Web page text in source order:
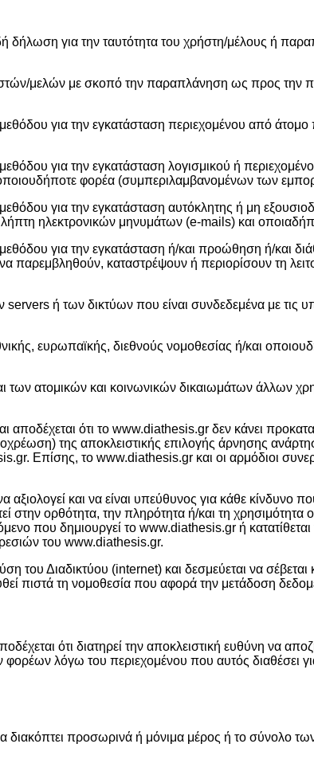
για την ταυτότητα του χρήστη/μέλους ή
μελών με σκοπό την παραπλάνηση ως προς την
για την εγκατάσταση περιεχομένου από άτομο
για την εγκατάσταση λογισμικού ή
φορέα (συμπεριλαμβανομένων των
για την εγκατάσταση αυτόκλητης ή μη
ηλεκτρονικών μηνυμάτων (e-mails) και
για την εγκατάσταση ή/και προώθηση ή/και
παρεμβληθούν, καταστρέψουν ή περιορίσουν τη
ή των δικτύων που είναι συνδεδεμένα με
ευρωπαϊκής, διεθνούς νομοθεσίας ή/και
των ατομικών και κοινωνικών δικαιωμάτων
ότι το www.diathesis.gr δεν κάνει
της αποκλειστικής επιλογής άρνησης
Επίσης, το www.diathesis.gr και οι αρμόδιοι
αξιολογεί και να είναι υπεύθυνος για κάθε
ορθότητα, την πληρότητα ή/και τη
που δημιουργεί το www.diathesis.gr ή
του www.diathesis.gr.
του Διαδικτύου (internet) και δεσμεύεται να
πιστά τη νομοθεσία που αφορά την μετάδοση
ότι διατηρεί την αποκλειστική ευθύνη να
φορέων λόγω του περιεχομένου που αυτός
διακόπτει προσωρινά ή μόνιμα μέρος ή το σύνολο